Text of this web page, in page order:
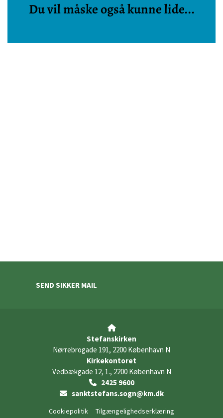
Du vil måske også kunne lide...
SEND SIKKER MAIL

Stefanskirken
Nørrebrogade 191, 2200 København N
Kirkekontoret
Vedbækgade 12, 1., 2200 København N
2425 9600
sanktstefans.sogn@km.dk
Cookiepolitik Tilgængelighedserklæring